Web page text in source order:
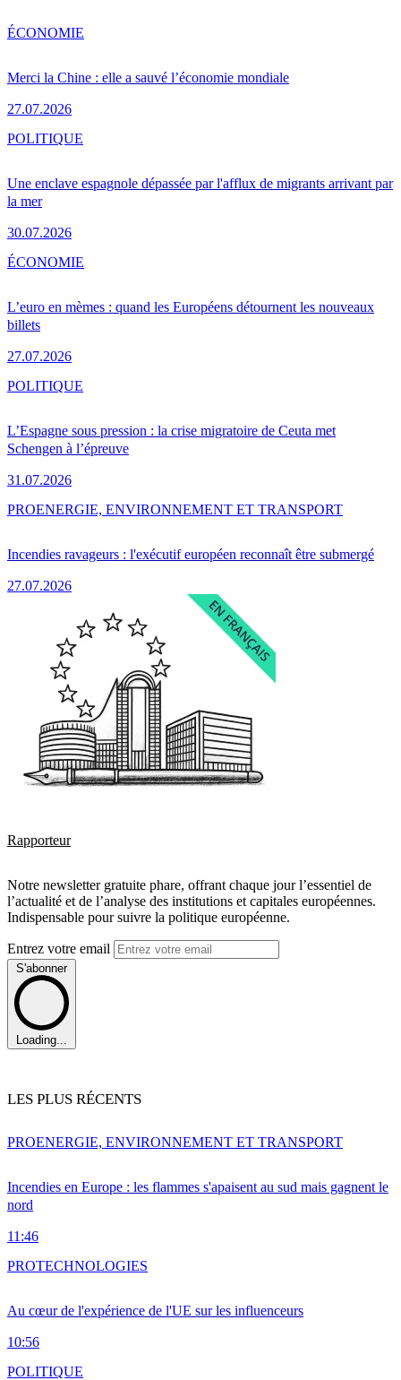
Merci la Chine : elle a sauvé l’économie mondiale
27.07.2026
ÉCONOMIE
Une enclave espagnole dépassée par l'afflux de migrants arrivant par
la mer
30.07.2026
POLITIQUE
L’euro en mèmes : quand les Européens détournent les nouveaux
billets
27.07.2026
ÉCONOMIE
L’Espagne sous pression : la crise migratoire de Ceuta met
Schengen à l’épreuve
31.07.2026
POLITIQUE
Incendies ravageurs : l'exécutif européen reconnaît être submergé
27.07.2026
PROENERGIE, ENVIRONNEMENT ET TRANSPORT
Rapporteur
Notre newsletter gratuite phare, offrant chaque jour l’essentiel de
l’actualité et de l’analyse des institutions et capitales européennes.
Indispensable pour suivre la politique européenne.
Entrez votre email
S'abonner
Loading...
LES PLUS RÉCENTS
Incendies en Europe : les flammes s'apaisent au sud mais gagnent le
nord
11:46
PROENERGIE, ENVIRONNEMENT ET TRANSPORT
Au cœur de l'expérience de l'UE sur les influenceurs
10:56
PROTECHNOLOGIES
POLITIQUE